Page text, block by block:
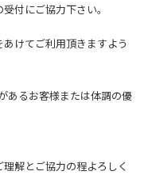
付にご協力下さい。
けてご利用頂きますよう
あるお客様または体調の優
解とご協力の程よろしく